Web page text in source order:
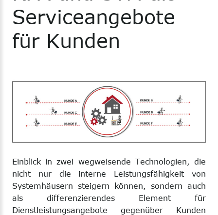
Serviceangebote
für Kunden
Einblick in zwei wegweisende Technologien, die
nicht nur die interne Leistungsfähigkeit von
Systemhäusern steigern können, sondern auch
als differenzierendes Element für
Dienstleistungsangebote gegenüber Kunden